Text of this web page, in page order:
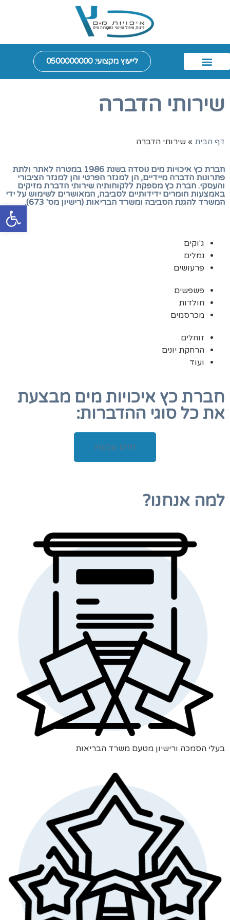
פתח
לייעוץ מקצועי: 0500000000
שירותי הדברה
דף הבית » שירותי הדברה
חברת כץ איכויות מים נוסדה בשנת 1986 במטרה לאתר ולתת
פתרונות הדברה מיידיים, הן למגזר הפרטי והן למגזר הציבורי
והעסקי. חברת כץ מספקת ללקוחותיה שירותי הדברת מזיקים
באמצעות חומרים ידידותיים לסביבה, המאושרים לשימוש על ידי
המשרד להגנת הסביבה ומשרד הבריאות (רישיון מס' 673).
ג'וקים
נמלים
פרעושים
פשפשים
חולדות
מכרסמים
זוחלים
הרחקת יונים
ועוד
חברת כץ איכויות מים מבצעת
את כל סוגי ההדברות:
חייגו עכשיו
למה אנחנו?
בעלי הסמכה ורישיון מטעם משרד הבריאות